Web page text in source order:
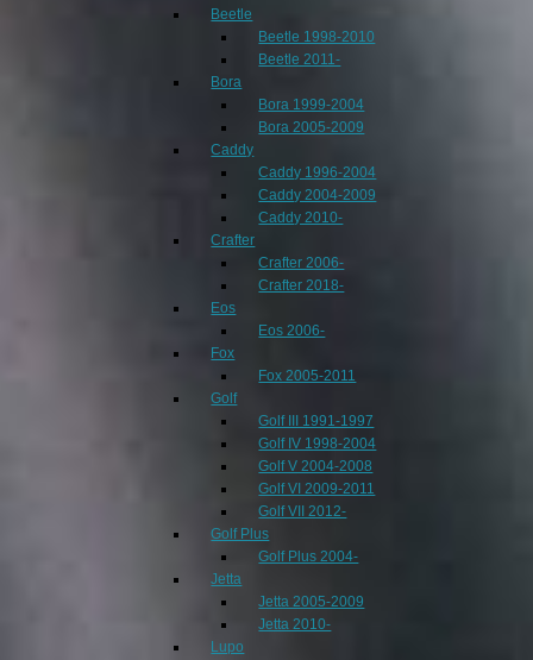
Beetle
Beetle 1998-2010
Beetle 2011-
Bora
Bora 1999-2004
Bora 2005-2009
Caddy
Caddy 1996-2004
Caddy 2004-2009
Caddy 2010-
Crafter
Crafter 2006-
Crafter 2018-
Eos
Eos 2006-
Fox
Fox 2005-2011
Golf
Golf III 1991-1997
Golf IV 1998-2004
Golf V 2004-2008
Golf VI 2009-2011
Golf VII 2012-
Golf Plus
Golf Plus 2004-
Jetta
Jetta 2005-2009
Jetta 2010-
Lupo